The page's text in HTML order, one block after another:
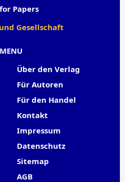
MENU
Über den Verlag
Für Autoren
Für den Handel
Kontakt
Impressum
Datenschutz
Sitemap
AGB
Papers
Gesellschaft